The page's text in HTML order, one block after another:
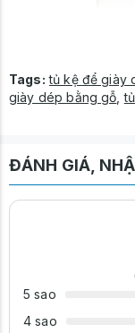
Tủ 2 cánh mở gồm 4
Tags: tủ kệ để giày
giày dép bằng gỗ ,
ĐÁNH GIÁ,
5 sao
4 sao